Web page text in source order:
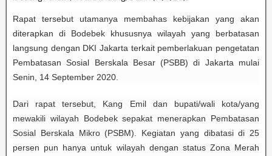
Rapat tersebut utamanya membahas kebijakan yang akan
diterapkan di Bodebek khususnya wilayah yang berbatasan
langsung dengan DKI Jakarta terkait pemberlakuan pengetatan
Pembatasan Sosial Berskala Besar (PSBB) di Jakarta mulai
Senin, 14 September 2020.
Dari rapat tersebut, Kang Emil dan bupati/wali kota/yang
mewakili wilayah Bodebek sepakat menerapkan Pembatasan
Sosial Berskala Mikro (PSBM). Kegiatan yang dibatasi di 25
persen pun hanya untuk wilayah dengan status Zona Merah